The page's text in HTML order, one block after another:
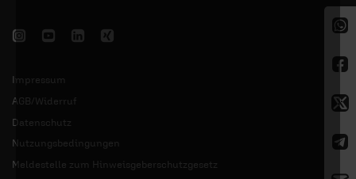
Impressum
AGB/Widerruf
Datenschutz
Nutzungsbedingungen
Meldestelle zum Hinweisgeberschutzgesetz